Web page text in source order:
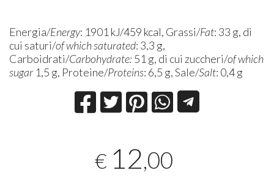
Energia/Energy: 1901 kJ/459 kcal, Grassi/Fat: 33 g, di
cui saturi/of which saturated: 3,3 g,
Carboidrati/Carbohydrate: 51 g, di cui zuccheri/of which
sugar 1,5 g, Proteine/Proteins: 6,5 g, Sale/Salt: 0,4 g
€ 12,00